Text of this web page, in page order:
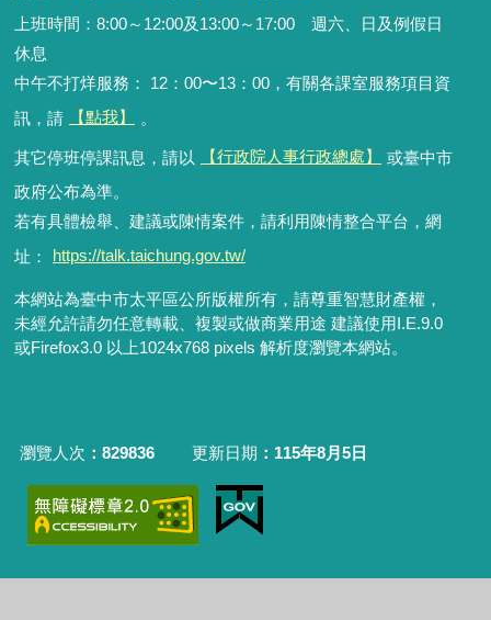
上班時間：8:00～12:00及13:00～17:00 週六、日及例假日
休息
中午不打烊服務： 12：00〜13：00，有關各課室服務項目資
訊，請
【點我】
其它停班停課訊息，請以 【行政院人事行政總處】
或臺中市
政府公布為準。
若有具體檢舉、建議或陳情案件，請利用陳情整合平台，網
址：
https://talk.taichung.gov.tw/
本網站為臺中市太平區公所版權所有，請尊重智慧財產權，
未經允許請勿任意轉載、複製或做商業用途 建議使用I.E.9.0
或Firefox3.0 以上1024x768 pixels 解析度瀏覽本網站。
瀏覽人次 829836 更新日期 115年8月5日